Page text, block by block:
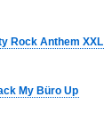
Rock Anthem XXL
My Büro Up